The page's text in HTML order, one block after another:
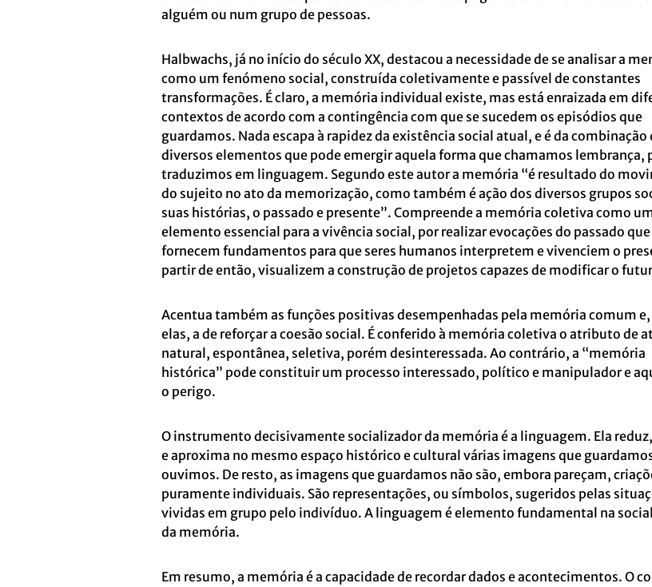
alguém ou num grupo de pessoas.
Halbwachs, já no início do século XX, destacou a necessidade de se analisar a
como um fenómeno social, construída coletivamente e passível de constantes
transformações. É claro, a memória individual existe, mas está enraizada em
contextos de acordo com a contingência com que se sucedem os episódios que
guardamos. Nada escapa à rapidez da existência social atual, e é da combinação
diversos elementos que pode emergir aquela forma que chamamos lembrança,
traduzimos em linguagem. Segundo este autor a memória “é resultado do
do sujeito no ato da memorização, como também é ação dos diversos grupos
suas histórias, o passado e presente”. Compreende a memória coletiva como
elemento essencial para a vivência social, por realizar evocações do passado que
fornecem fundamentos para que seres humanos interpretem e vivenciem o
partir de então, visualizem a construção de projetos capazes de modificar o
Acentua também as funções positivas desempenhadas pela memória comum
elas, a de reforçar a coesão social. É conferido à memória coletiva o atributo de
natural, espontânea, seletiva, porém desinteressada. Ao contrário, a “memória
histórica” pode constituir um processo interessado, político e manipulador e
o perigo.
O instrumento decisivamente socializador da memória é a linguagem. Ela
e aproxima no mesmo espaço histórico e cultural várias imagens que
ouvimos. De resto, as imagens que guardamos não são, embora pareçam,
puramente individuais. São representações, ou símbolos, sugeridos pelas
vividas em grupo pelo indivíduo. A linguagem é elemento fundamental na
da memória.
Em resumo, a memória é a capacidade de recordar dados e acontecimentos. O